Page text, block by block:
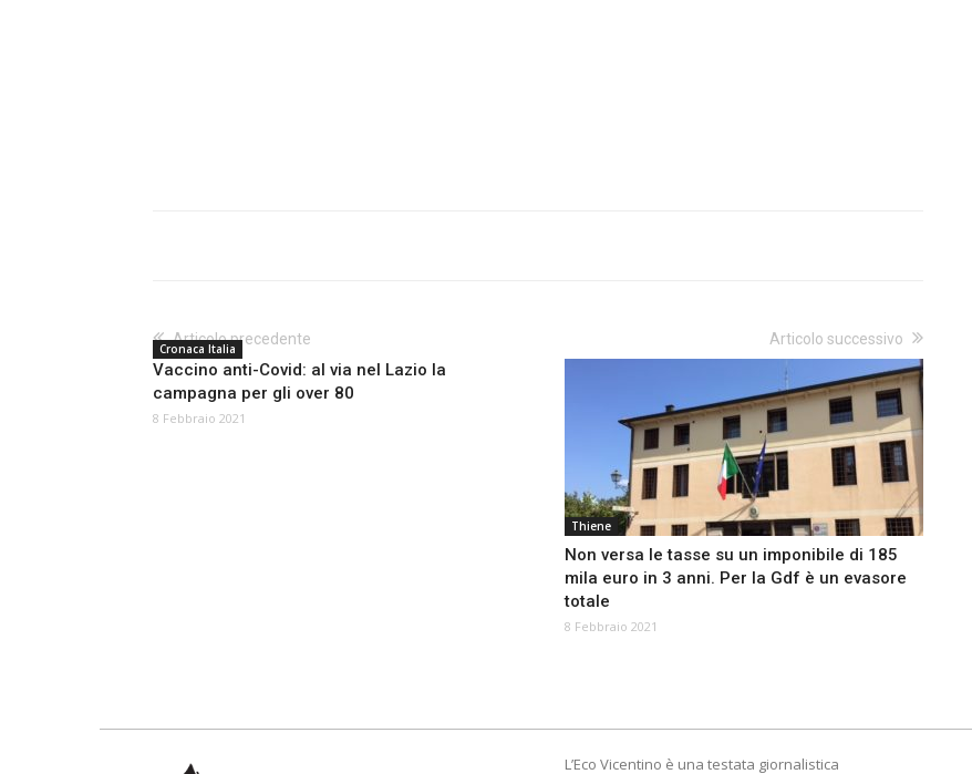
Articolo precedente
Cronaca Italia
Vaccino anti-Covid: al via nel Lazio la
campagna per gli over 80
8 Febbraio 2021
Articolo successivo
Thiene
Non versa le tasse su un imponibile di 185
mila euro in 3 anni. Per la Gdf è un evasore
totale
8 Febbraio 2021
L’Eco Vicentino è una testata giornalistica